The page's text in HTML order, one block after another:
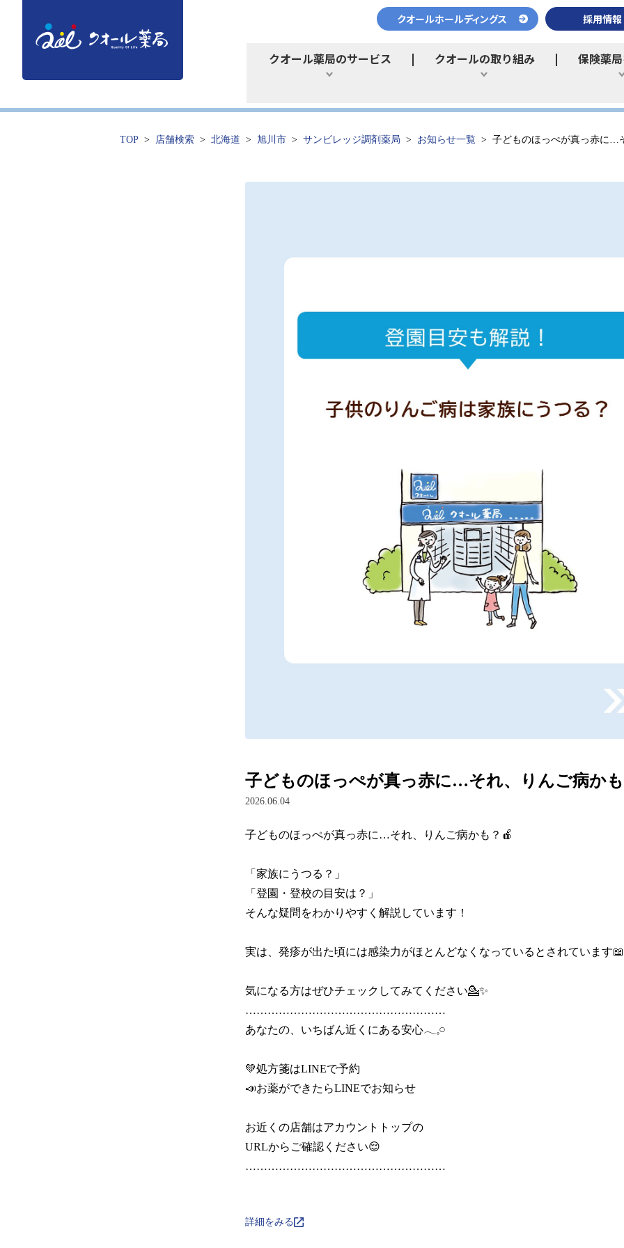
クオール薬局のサービス
ひらく
クオールの取り組み
ひらく
保険薬
クオールホールディングス 採用情報
TOP 店舗検索 北海道 旭川市 サンビレッジ調剤薬局 お知らせ一覧 子どものほっぺが真っ赤に…
子どものほっぺが真っ赤に…それ、りんご病か
2026.06.04
子どものほっぺが真っ赤に…それ、りんご病かも？🍎
「家族にうつる？」
「登園・登校の目安は？」
そんな疑問をわかりやすく解説しています！
実は、発疹が出た頃には感染力がほとんどなくなっているとされています📖
気になる方はぜひチェックしてみてください💁✨
………………………………………………
あなたの、いちばん近くにある安心𓂃𓈒𓏸
💚処方箋はLINEで予約
📣お薬ができたらLINEでお知らせ
お近くの店舗はアカウントトップの
URLからご確認ください😌
………………………………………………
詳細をみる